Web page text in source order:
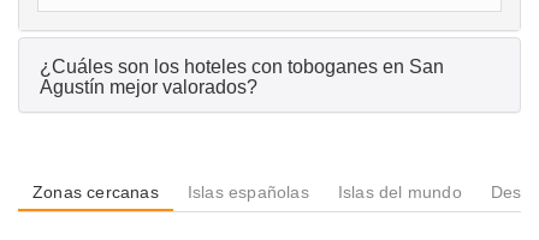
¿Cuáles son los hoteles con toboganes en San
Agustín mejor valorados?
Zonas cercanas Islas españolas Islas del mundo